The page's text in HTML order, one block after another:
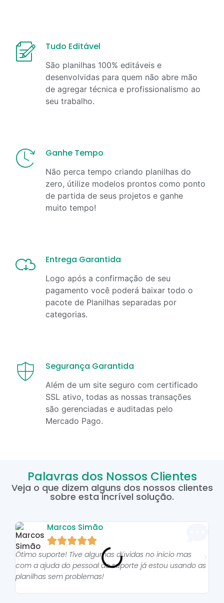
Tudo Editável
São planilhas 100% editáveis e
desenvolvidas para quem não abre mão
de agregar técnica e profissionalismo ao
seu trabalho.
Ganhe Tempo
Não perca tempo criando planilhas do
zero, útilize modelos prontos como ponto
de partida de seus projetos e ganhe
muito tempo!
Entrega Garantida
Logo após a confirmação de seu
pagamento você poderá baixar todo o
pacote de Planilhas separadas por
categorias.
Segurança Garantida
Além de um site seguro com certificado
SSL ativo, todas as nossas transações
são gerenciadas e auditadas pelo
Mercado Pago.
Palavras dos Nossos Clientes
Veja o que dizem alguns dos nossos clientes
sobre esta incrível solução.
Marcos Simão

Ótimo suporte! Tive algumas dúvidas no inicio mas
com a ajuda do pessoal do suporte já estou usando as
planilhas sem problemas!